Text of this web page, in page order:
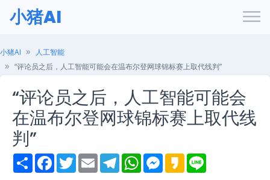
小猪AI
小猪AI
人工智能
“评论员之后，人工智能可能会在温布尔登网球锦标赛上取代线判”
“评论员之后，人工智能可能会
在温布尔登网球锦标赛上取代线
判”
S
h
F
a
T
w
E
m
T
e
W
h
M
e
K
a